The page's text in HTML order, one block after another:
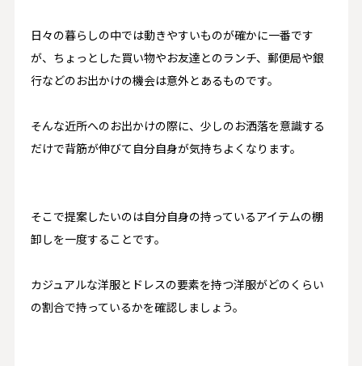
日々の暮らしの中では動きやすいものが確かに一番です
が、 ちょっとした買い物やお友達とのランチ、郵便局や銀
行などのお出かけの機会は意外とあるものです。
そんな近所へのお出かけの際に、少しのお洒落を意識する
だけで背筋が伸びて自分自身が気持ちよくなります。
そこで提案したいのは自分自身の持っているアイテムの棚
卸しを一度することです。
カジュアルな洋服とドレスの要素を持つ洋服がどのくらい
の割合で持っているかを確認しましょう。